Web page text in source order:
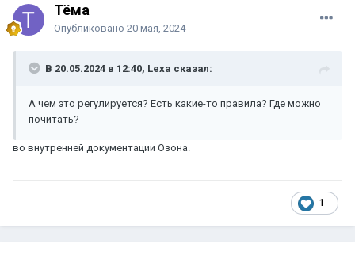
Тёма
Опубликовано 20 мая, 2024
В 20.05.2024 в 12:40, Lexa сказал:
А чем это регулируется? Есть какие-то правила? Где можно
почитать?
во внутренней документации Озона.
1